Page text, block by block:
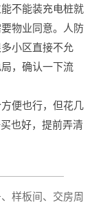
不能装充电桩就
物业同意。人防
小区直接不允
，确认一下流
便也行，但花几
也好，提前弄清
样板间、交房周